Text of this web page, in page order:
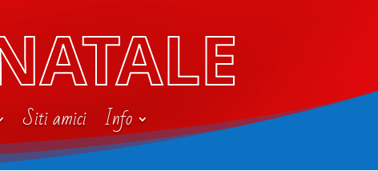
Siti amici Info